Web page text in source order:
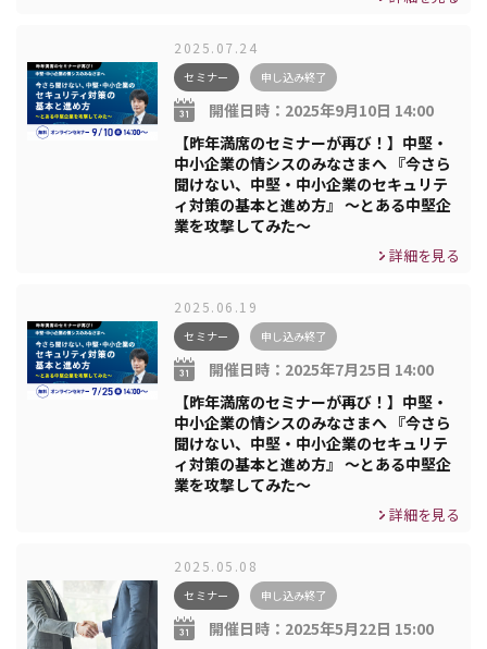
2025.07.24
セミナー 申し込み終了
開催日時： 2025年9月10日 14:00
【昨年満席のセミナーが再び！】中堅・
中小企業の情シスのみなさまへ 『今さら
聞けない、中堅・中小企業のセキュリテ
ィ対策の基本と進め方』 ～とある中堅企
業を攻撃してみた～
詳細を見る
2025.06.19
セミナー 申し込み終了
開催日時： 2025年7月25日 14:00
【昨年満席のセミナーが再び！】中堅・
中小企業の情シスのみなさまへ 『今さら
聞けない、中堅・中小企業のセキュリテ
ィ対策の基本と進め方』 ～とある中堅企
業を攻撃してみた～
詳細を見る
2025.05.08
セミナー 申し込み終了
開催日時： 2025年5月22日 15:00